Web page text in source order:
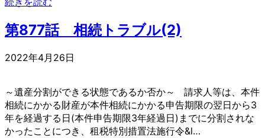
第877話 相続トラブル(2)
2022年4月26日
～遺産分割ができる状態であるか否か～ 請求人等は、本件
相続にかかる財産が本件相続にかかる申告期限の翌日から3
年を経過する日(本件申告期限3年経過日)までに分割されな
かったことにつき、租税特別措置法施行令&l…